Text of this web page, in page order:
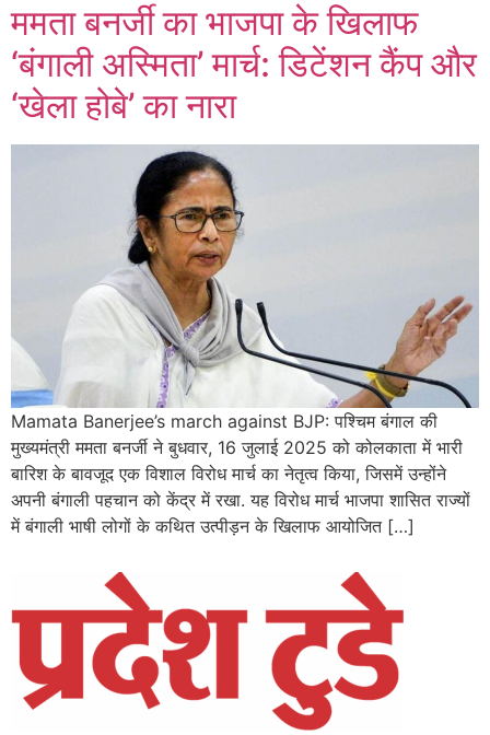
ममता बनर्जी का भाजपा के खिलाफ
‘बंगाली अस्मिता’ मार्च: डिटेंशन कैंप और
‘खेला होबे’ का नारा
Mamata Banerjee’s march against BJP: पश्चिम बंगाल की
मुख्यमंत्री ममता बनर्जी ने बुधवार, 16 जुलाई 2025 को कोलकाता में भारी
बारिश के बावजूद एक विशाल विरोध मार्च का नेतृत्व किया, जिसमें उन्होंने
अपनी बंगाली पहचान को केंद्र में रखा. यह विरोध मार्च भाजपा शासित राज्यों
में बंगाली भाषी लोगों के कथित उत्पीड़न के खिलाफ आयोजित […]